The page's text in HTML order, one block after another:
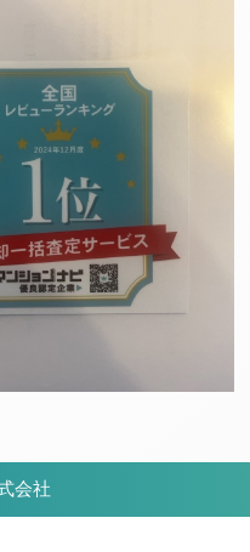
会社